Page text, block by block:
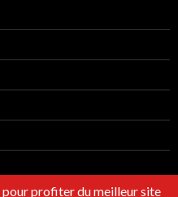
pour profiter du meilleur site